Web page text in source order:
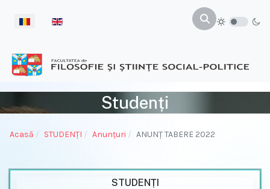
Selectați limba dvs
Studenți
Acasă STUDENŢI Anunțuri ANUNȚ TABERE 2022
STUDENȚI